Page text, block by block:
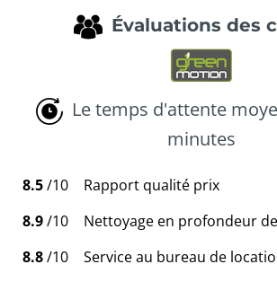
Évaluations des
Le temps d'attente
minutes
8.5/10
Rapport qualité prix
8.9/10
Nettoyage en profondeur
8.8/10
Service au bureau de